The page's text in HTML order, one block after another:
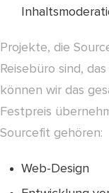
Projekte, die
Reisebüro sind,
können wir das
Festpreis
Sourcefit gehören:
Web-Design